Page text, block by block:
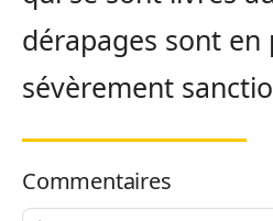
dérapages sont en
sévèrement
Commentaires